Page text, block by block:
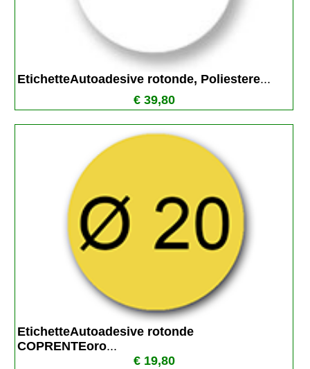
EtichetteAutoadesive rotonde, Poliestere...
€ 39,80
EtichetteAutoadesive rotonde
COPRENTEoro...
€ 19,80